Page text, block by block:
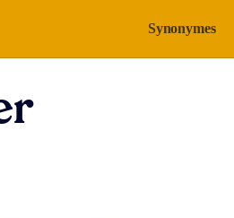
Synonymes